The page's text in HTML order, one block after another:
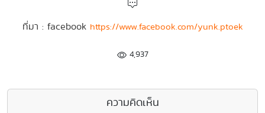
ที่มา : facebook https://www.facebook.com/yunk.ptoek
4,937
ความคิดเห็น